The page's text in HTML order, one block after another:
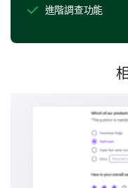
在這一部分，我們
我們的數位廣告
- 如果是，請具體
進階調查功能